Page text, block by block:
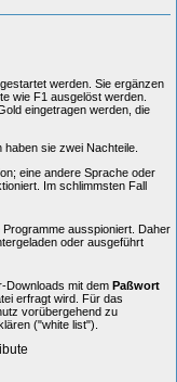
werden. Sie ergänzen
wie F1 ausgelöst werden.
eingetragen werden, die
sie zwei Nachteile.
eine andere Sprache oder
Im schlimmsten Fall
ausspioniert. Daher
oder ausgeführt
Downloads mit dem Paßwort
erfragt wird. Für das
vorübergehend zu
("white list").